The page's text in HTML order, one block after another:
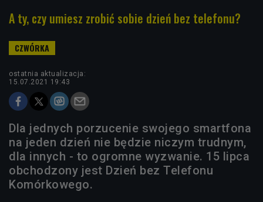
A ty, czy umiesz zrobić sobie dzień bez telefonu?
ostatnia aktualizacja:
15.07.2021 19:43
Dla jednych porzucenie swojego smartfona
na jeden dzień nie będzie niczym trudnym,
dla innych - to ogromne wyzwanie. 15 lipca
obchodzony jest Dzień bez Telefonu
Komórkowego.